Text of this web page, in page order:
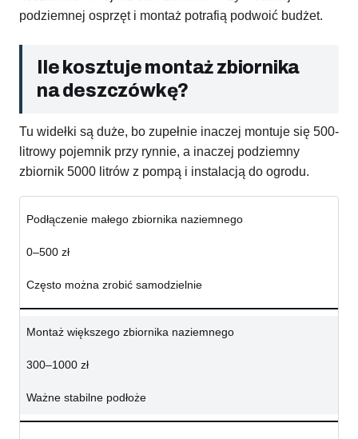
podziemnej osprzęt i montaż potrafią podwoić budżet.
Ile kosztuje montaż zbiornika
na deszczówkę?
Tu widełki są duże, bo zupełnie inaczej montuje się 500-
litrowy pojemnik przy rynnie, a inaczej podziemny
zbiornik 5000 litrów z pompą i instalacją do ogrodu.
Podłączenie małego zbiornika naziemnego
0–500 zł
Często można zrobić samodzielnie
Montaż większego zbiornika naziemnego
300–1000 zł
Ważne stabilne podłoże